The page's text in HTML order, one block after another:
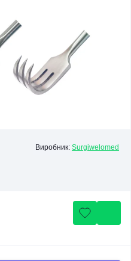
Виробник: Surgiwelomed